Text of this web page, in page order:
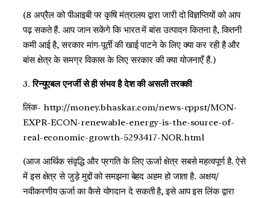
(8 अप्रैल को पीआइबी पर कृषि मंत्रालय द्वारा जारी दो विज्ञप्तियों को आप
पढ़ सकते हैं. आप जान सकेंगे कि भारत में बांस उत्पादन कितना है, कितनी
कमी आई है, सरकार मांग-पूर्ती की खाई पाटने के लिए क्या कर रही है और
बांस क्षेत्र के समग्र विकास के लिए सरकार की क्या योजनाएँ हैं.)
3.रिन्युएबल एनर्जी से ही संभव है देश की असली तरक्की
लिंक- http://money.bhaskar.com/news-cppst/MON-
EXPR-ECON-renewable-energy-is-the-source-of-
real-economic-growth-5293417-NOR.html
(आज आर्थिक संवृद्धि और प्रगति के लिए ऊर्जा क्षेत्र सबसे महत्वपूर्ण है. ऐसे
में इस क्षेत्र से जुड़े मुद्दों को समझना बेहद अहम हो जाता है. अक्षय/
नवीकरणीय ऊर्जा का कैसे योगदान दे सकती है, इसे आप इस लिंक द्वारा